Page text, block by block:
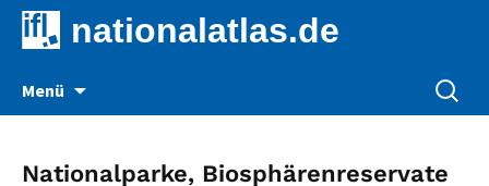
nationalatlas.de
Menü
nach:
Nationalparke, Biosphärenreservate